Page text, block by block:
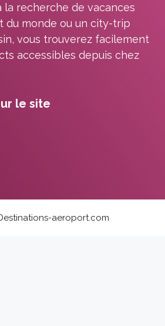
la recherche de vacances
du monde ou un city-trip
vous trouverez facilement
accessibles depuis chez
le site
aeroport.com